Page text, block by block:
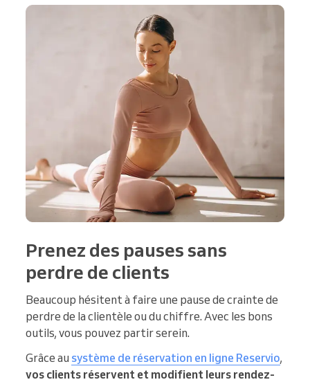
Prenez des pauses sans
perdre de clients
Beaucoup hésitent à faire une pause de crainte de
perdre de la clientèle ou du chiffre. Avec les bons
outils, vous pouvez partir serein.
Grâce au système de réservation en ligne Reservio,
vos clients réservent et modifient leurs rendez-